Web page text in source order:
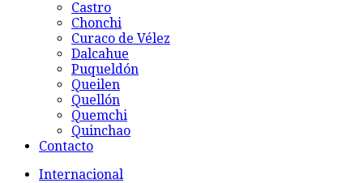
Castro
Chonchi
Curaco de Vélez
Dalcahue
Puqueldón
Queilen
Quellón
Quemchi
Quinchao
Contacto
Internacional